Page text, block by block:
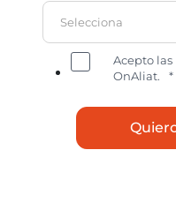
Acepto las
OnAliat.
*